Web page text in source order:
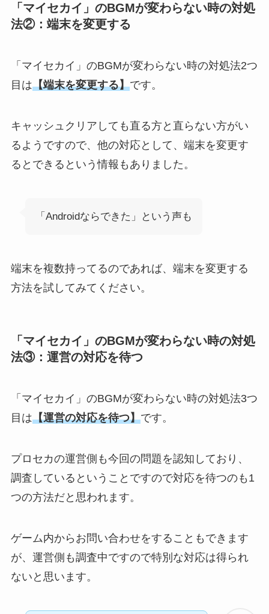
「マイセカイ」のBGMが変わらない時の対処
法②：端末を変更する
「マイセカイ」のBGMが変わらない時の対処法2つ
目は【端末を変更する】です。
キャッシュクリアしても直る方と直らない方がい
るようですので、他の対応として、端末を変更す
るとできるという情報もありました。
「Androidならできた」という声も
端末を複数持ってるのであれば、端末を変更する
方法を試してみてください。
「マイセカイ」のBGMが変わらない時の対処
法③：運営の対応を待つ
「マイセカイ」のBGMが変わらない時の対処法3つ
目は【運営の対応を待つ】です。
プロセカの運営側も今回の問題を認知しており、
調査しているということですので対応を待つのも1
つの方法だと思われます。
ゲーム内からお問い合わせをすることもできます
が、運営側も調査中ですので特別な対応は得られ
ないと思います。